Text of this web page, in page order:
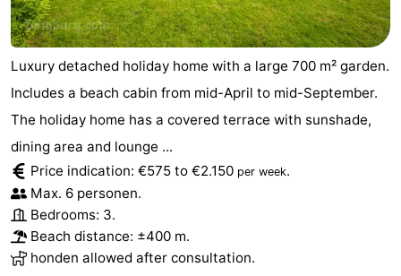
Luxury detached holiday home with a large 700 m² garden.
Includes a beach cabin from mid-April to mid-September.
The holiday home has a covered terrace with sunshade,
dining area and lounge ...
Price indication: €575 to €2.150 per week.
Max. 6 personen.
Bedrooms: 3.
Beach distance: ±400 m.
honden allowed after consultation.